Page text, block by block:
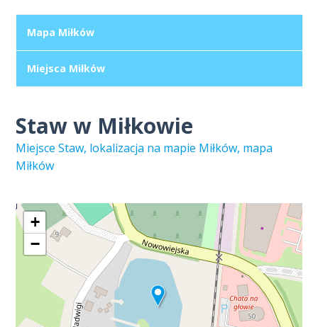
Mapa Miłków
Miejsca Miłków
Staw w Miłkowie
Miejsce Staw, lokalizacja na mapie Miłków, mapa
Miłków
+
−